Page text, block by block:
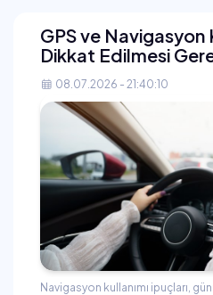
GPS ve Navigasyon
Dikkat Edilmesi
08.07.2026 - 21:40:10
Navigasyon kullanımı ipuçları,